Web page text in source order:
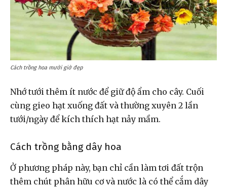
Cách trồng hoa mười giờ đẹp
Nhớ tưới thêm ít nước để giữ độ ẩm cho cây. Cuối
cùng gieo hạt xuống đất và thường xuyên 2 lần
tưới/ngày để kích thích hạt nảy mầm.
Cách trồng bằng dây hoa
Ở phương pháp này, bạn chỉ cần làm tơi đất trộn
thêm chút phân hữu cơ và nước là có thể cắm dây